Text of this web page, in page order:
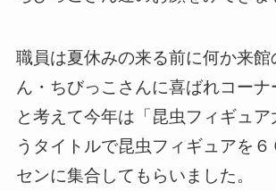
職員は夏休みの来る前に何か来館
ん・ちびっこさんに喜ばれコーナ
と考えて今年は「昆虫フィギュ
うタイトルで昆虫フィギュアを６
センに集合してもらいました。